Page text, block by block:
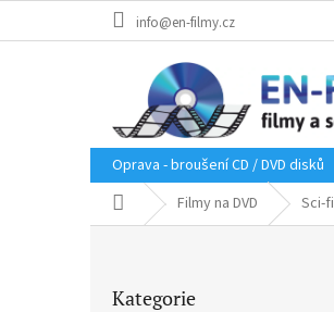
info@en-filmy.cz
Oprava - broušení CD / DVD disků
Domů Filmy na DVD Sci-fi
kategorie
Kategorie